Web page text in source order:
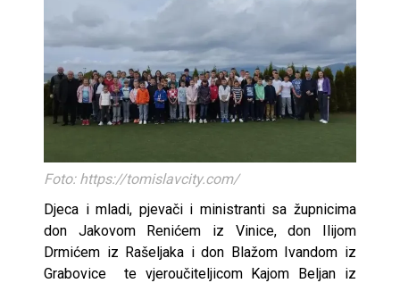
Foto: https://tomislavcity.com/
Djeca i mladi, pjevači i ministranti sa župnicima
don Jakovom Renićem iz Vinice, don Ilijom
Drmićem iz Rašeljaka i don Blažom Ivandom iz
Grabovice te vjeroučiteljicom Kajom Beljan iz